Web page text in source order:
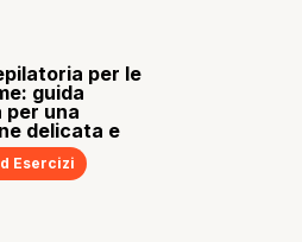
per le
guida
per una
delicata e
Esercizi